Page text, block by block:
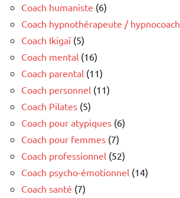
Coach humaniste (6)
Coach hypnothérapeute / hypnocoach
Coach Ikigaï(5)
Coach mental (16)
Coach parental (11)
Coach personnel (11)
Coach Pilates (5)
Coach pour atypiques (6)
Coach pour femmes (7)
Coach professionnel (52)
Coach psycho-émotionnel (14)
Coach santé (7)